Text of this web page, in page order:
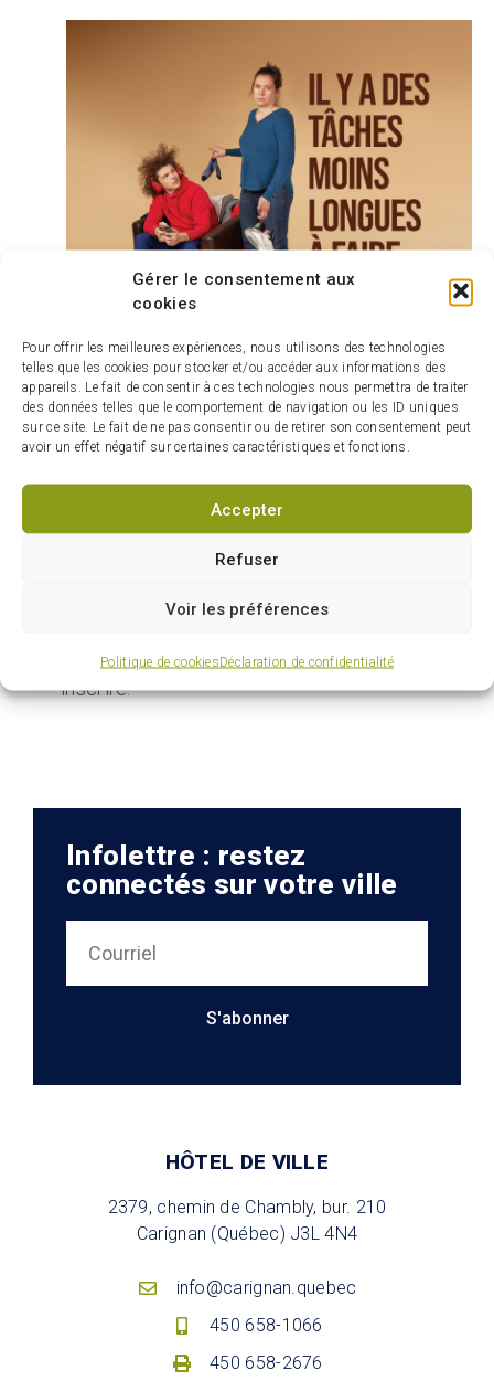
Gérer le consentement aux
cookies
Pour offrir les meilleures expériences, nous utilisons des technologies
telles que les cookies pour stocker et/ou accéder aux informations des
appareils. Le fait de consentir à ces technologies nous permettra de traiter
des données telles que le comportement de navigation ou les ID uniques
sur ce site. Le fait de ne pas consentir ou de retirer son consentement peut
avoir un effet négatif sur certaines caractéristiques et fonctions.
Accepter
Refuser
Voir les préférences
Politique de cookiesDéclaration de confidentialité
27 JUIL 2026
Collecte de branches à domicile
disponible sur carignan.quebec pour vous
inscrire.
Infolettre : restez
connectés sur votre ville
S'abonner
HÔTEL DE VILLE
2379, chemin de Chambly, bur. 210
Carignan (Québec) J3L 4N4
info@carignan.quebec
450 658-1066
450 658-2676